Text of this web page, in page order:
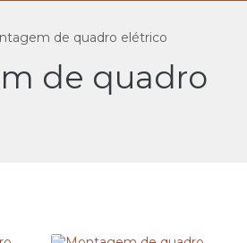
de quadro elétrico
de quadro